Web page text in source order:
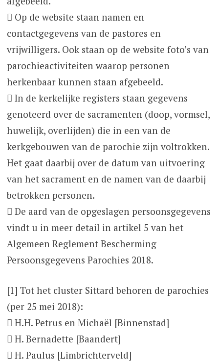
 Op de website staan namen en
contactgegevens van de pastores en
vrijwilligers. Ook staan op de website foto’s van
parochieactiviteiten waarop personen
herkenbaar kunnen staan afgebeeld.
 In de kerkelijke registers staan gegevens
genoteerd over de sacramenten (doop, vormsel,
huwelijk, overlijden) die in een van de
kerkgebouwen van de parochie zijn voltrokken.
Het gaat daarbij over de datum van uitvoering
van het sacrament en de namen van de daarbij
betrokken personen.
 De aard van de opgeslagen persoonsgegevens
vindt u in meer detail in artikel 5 van het
Algemeen Reglement Bescherming
Persoonsgegevens Parochies 2018.
[1] Tot het cluster Sittard behoren de parochies
(per 25 mei 2018):
 H.H. Petrus en Michaël [Binnenstad]
 H. Bernadette [Baandert]
 H. Paulus [Limbrichterveld]